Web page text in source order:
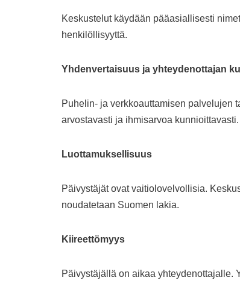
Keskustelut käydään pääasiallisesti
henkilöllisyyttä.
Yhdenvertaisuus ja yhteydenottajan
Puhelin- ja verkkoauttamisen palvelujen
arvostavasti ja ihmisarvoa
Luottamuksellisuus
Päivystäjät ovat vaitiolovelvollisia.
noudatetaan Suomen lakia.
Kiireettömyys
Päivystäjällä on aikaa yhteydenottajalle.